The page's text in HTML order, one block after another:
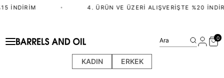
İNDIRIM 4. ÜRÜN VE ÜZERI ALIŞVERIŞTE %20
KADIN ERKEK
Ara 0